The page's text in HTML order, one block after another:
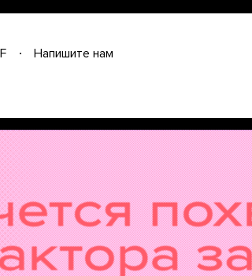
Напишите нам